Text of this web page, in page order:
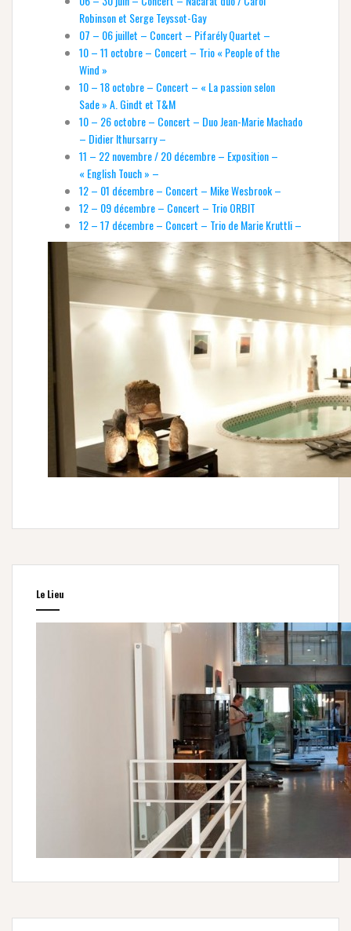
Robinson et Serge Teyssot-Gay
07 – 06 juillet – Concert – Pifarély Quartet –
10 – 11 octobre – Concert – Trio « People of the
Wind »
10 – 18 octobre – Concert – « La passion selon
Sade » A. Gindt et T&M
10 – 26 octobre – Concert – Duo Jean-Marie Machado
– Didier Ithursarry –
11 – 22 novembre / 20 décembre – Exposition –
« English Touch » –
12 – 01 décembre – Concert – Mike Wesbrook –
12 – 09 décembre – Concert – Trio ORBIT
12 – 17 décembre – Concert – Trio de Marie Kruttli –
Le Lieu